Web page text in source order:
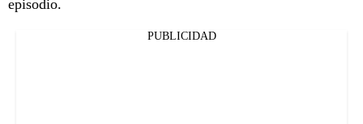
episodio.
PUBLICIDAD